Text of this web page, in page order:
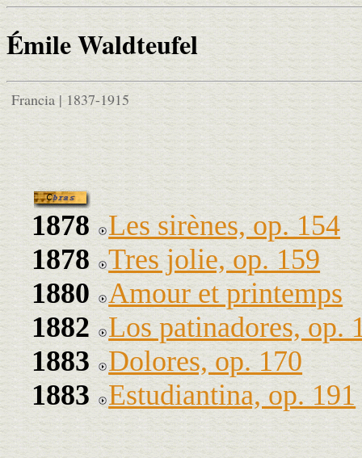
Émile Waldteufel
Francia | 1837-1915
1878
Les sirènes, op. 154
1878
Tres jolie, op. 159
1880
Amour et printemps
1882
Los patinadores, op.
1883
Dolores, op. 170
1883
Estudiantina, op. 191